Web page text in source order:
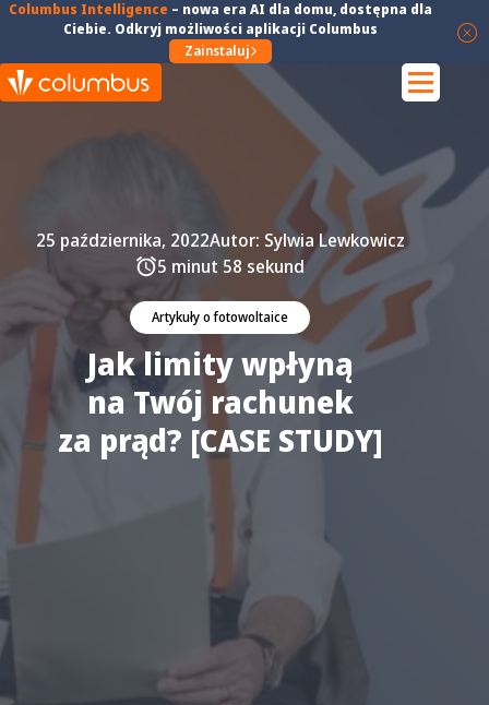
Columbus Intelligence – nowa era AI dla domu, dostępna dla
Ciebie. Odkryj możliwości aplikacji Columbus
Zainstaluj
Artykuły o fotowoltaice
25 października, 2022Autor: Sylwia Lewkowicz
5 minut 58 sekund
Jak limity wpłyną
na Twój rachunek
za prąd? [CASE STUDY]